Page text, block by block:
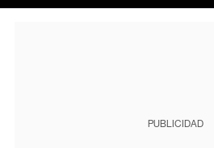
PUBLICIDAD